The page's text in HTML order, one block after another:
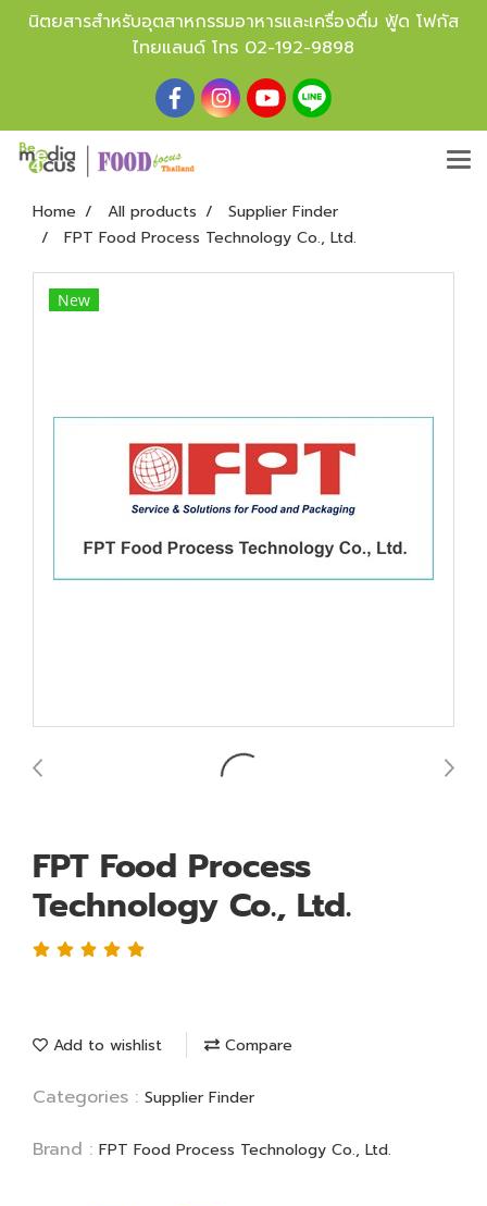
นิตยสารสำหรับอุตสาหกรรมอาหารและเครื่องดื่ม ฟู้ด โฟกัส
ไทยแลนด์ โทร 02-192-9898
Home All products
Supplier Finder
FPT Food Process Technology Co., Ltd.
New
FPT Food Process
Technology Co., Ltd.
Add to wishlist Compare
Categories : Supplier Finder
Brand : FPT Food Process Technology Co., Ltd.